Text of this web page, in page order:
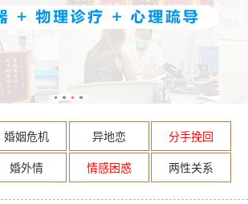
婚姻危机 异地恋
分手挽回
婚外情
情感困惑 两性关系